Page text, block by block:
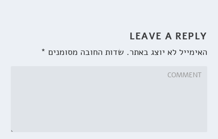
LEAVE A REPLY
האימייל לא יוצג באתר. שדות החובה מסומנים *